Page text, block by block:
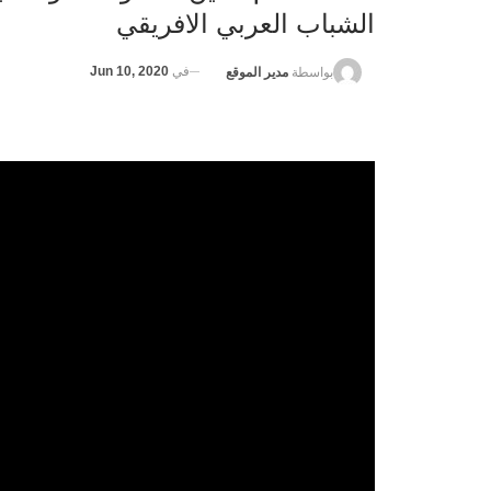
الشباب العربي الافريقي
بواسطة مدير الموقع في Jun 10, 2020